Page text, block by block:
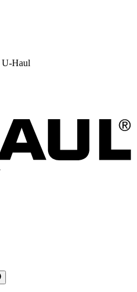
U-Haul